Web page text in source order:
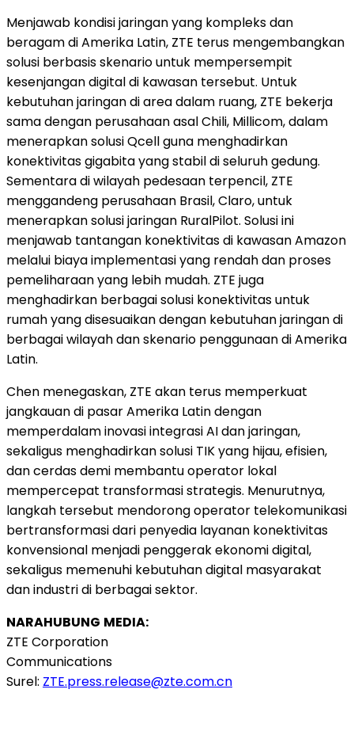
Menjawab kondisi jaringan yang kompleks dan
beragam di Amerika Latin, ZTE terus mengembangkan
solusi berbasis skenario untuk mempersempit
kesenjangan digital di kawasan tersebut. Untuk
kebutuhan jaringan di area dalam ruang, ZTE bekerja
sama dengan perusahaan asal Chili, Millicom, dalam
menerapkan solusi Qcell guna menghadirkan
konektivitas gigabita yang stabil di seluruh gedung.
Sementara di wilayah pedesaan terpencil, ZTE
menggandeng perusahaan Brasil, Claro, untuk
menerapkan solusi jaringan RuralPilot. Solusi ini
menjawab tantangan konektivitas di kawasan Amazon
melalui biaya implementasi yang rendah dan proses
pemeliharaan yang lebih mudah. ZTE juga
menghadirkan berbagai solusi konektivitas untuk
rumah yang disesuaikan dengan kebutuhan jaringan di
berbagai wilayah dan skenario penggunaan di Amerika
Latin.
Chen menegaskan, ZTE akan terus memperkuat
jangkauan di pasar Amerika Latin dengan
memperdalam inovasi integrasi AI dan jaringan,
sekaligus menghadirkan solusi TIK yang hijau, efisien,
dan cerdas demi membantu operator lokal
mempercepat transformasi strategis. Menurutnya,
langkah tersebut mendorong operator telekomunikasi
bertransformasi dari penyedia layanan konektivitas
konvensional menjadi penggerak ekonomi digital,
sekaligus memenuhi kebutuhan digital masyarakat
dan industri di berbagai sektor.
NARAHUBUNG MEDIA:
ZTE Corporation
Communications
Surel: ZTE.press.release@zte.com.cn